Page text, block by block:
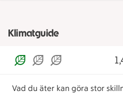
Klimatguide
Vad du äter kan göra stor